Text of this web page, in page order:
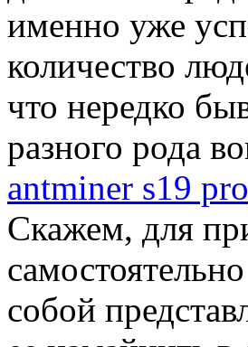
именно уже
количество
что нередко
разного рода
antminer s19 pro
Скажем, для
собой